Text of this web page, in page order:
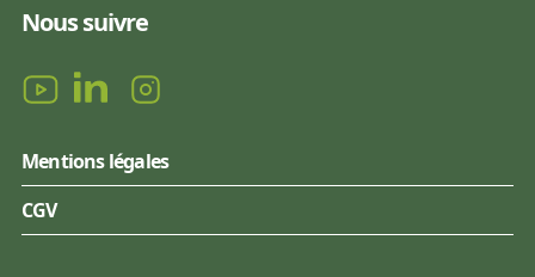
Nous suivre
Mentions légales
CGV